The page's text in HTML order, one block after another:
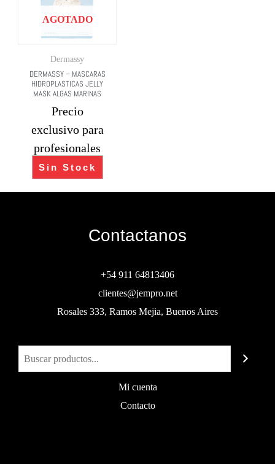
AGOTADO
Dermassy
DERMASSY – MASCARAS
HIDROPLASTICAS JELLY
MASK ALGAS MARINAS
Precio
exclusivo para
profesionales
Sin Stock
Contactanos
+54 911 64813406
clientes@jempro.net
Rosales 333, Ramos Mejia, Buenos Aires
Mi cuenta
Contacto